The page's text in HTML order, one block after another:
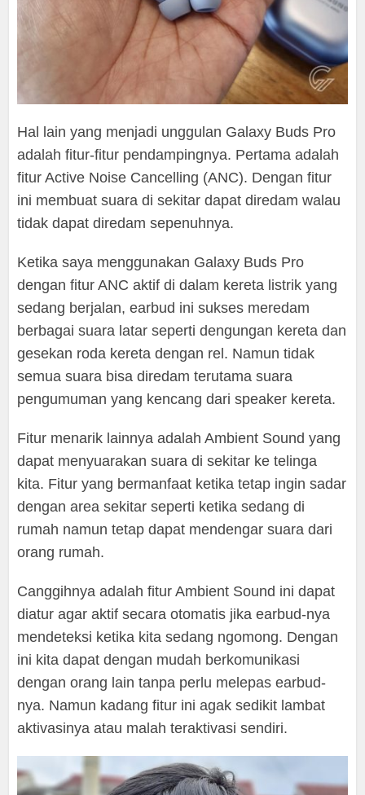
Hal lain yang menjadi unggulan Galaxy Buds Pro
adalah fitur-fitur pendampingnya. Pertama adalah
fitur Active Noise Cancelling (ANC). Dengan fitur
ini membuat suara di sekitar dapat diredam walau
tidak dapat diredam sepenuhnya.
Ketika saya menggunakan Galaxy Buds Pro
dengan fitur ANC aktif di dalam kereta listrik yang
sedang berjalan, earbud ini sukses meredam
berbagai suara latar seperti dengungan kereta dan
gesekan roda kereta dengan rel. Namun tidak
semua suara bisa diredam terutama suara
pengumuman yang kencang dari speaker kereta.
Fitur menarik lainnya adalah Ambient Sound yang
dapat menyuarakan suara di sekitar ke telinga
kita. Fitur yang bermanfaat ketika tetap ingin sadar
dengan area sekitar seperti ketika sedang di
rumah namun tetap dapat mendengar suara dari
orang rumah.
Canggihnya adalah fitur Ambient Sound ini dapat
diatur agar aktif secara otomatis jika earbud-nya
mendeteksi ketika kita sedang ngomong. Dengan
ini kita dapat dengan mudah berkomunikasi
dengan orang lain tanpa perlu melepas earbud-
nya. Namun kadang fitur ini agak sedikit lambat
aktivasinya atau malah teraktivasi sendiri.